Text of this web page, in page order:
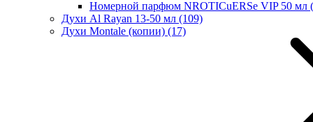
Номерной парфюм NROTICuERSe VIP 50 мл
Духи Al Rayan 13-50 мл (109)
Духи Montale (копии) (17)